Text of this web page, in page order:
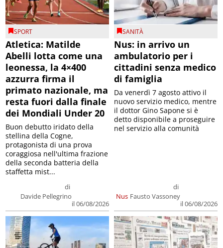
SPORT
Atletica: Matilde
Abelli lotta come una
leonessa, la 4×400
azzurra firma il
primato nazionale, ma
resta fuori dalla finale
dei Mondiali Under 20
di
Davide Pellegrino
il 06/08/2026
Buon debutto iridato della
stellina della Cogne,
protagonista di una prova
coraggiosa nell'ultima frazione
della seconda batteria della
staffetta mist...
SANITÀ
Nus: in arrivo un
ambulatorio per i
cittadini senza medico
di famiglia
Nus
di
Fausto Vassoney
il 06/08/2026
Da venerdì 7 agosto attivo il
nuovo servizio medico, mentre
il dottor Gino Sapone si è
detto disponibile a proseguire
nel servizio alla comunità